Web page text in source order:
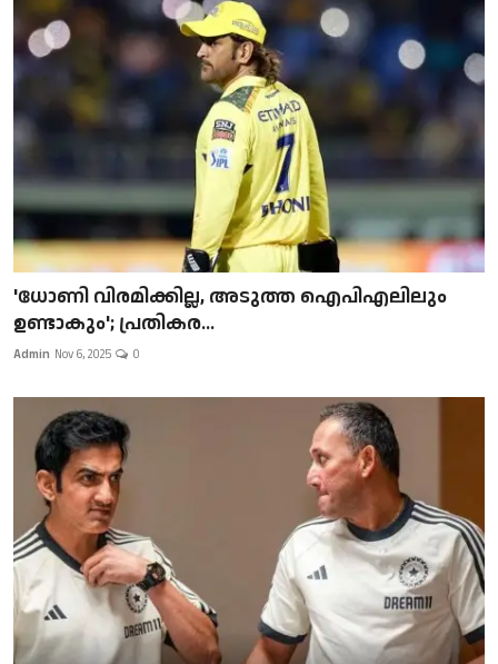
'ധോണി വിരമിക്കില്ല, അടുത്ത ഐപിഎലിലും
ഉണ്ടാകും'; പ്രതികര...
Admin Nov 6, 2025 0